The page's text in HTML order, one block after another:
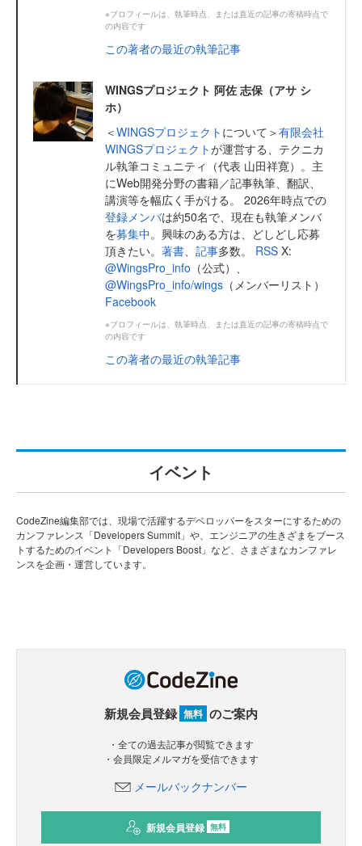
※プロフィールは、執筆時点、または直近の記事の寄稿時点で
の内容です
この著者の最近の執筆記事
WINGSプロジェクト 阿佐 志保（アサ シ
ホ）
＜WINGSプロジェクト について＞有限会社
WINGSプロジェクトが運営する、テクニカ
ル執筆コミュニティ（代表 山田祥寛）。主
にWeb開発分野の書籍／記事執筆、翻訳、
講演等を幅広く手がける。 2026年時点での
登録メンバは約50名で、現在も執筆メンバ
を募集中。興味のある方は、どしどし応募
頂きたい。 著書 記事多数。 RSS X:
@WingsPro_info （公式）、
@WingsPro_info/wings （メンバーリスト）
Facebook
※プロフィールは、執筆時点、または直近の記事の寄稿時点で
の内容です
この著者の最近の執筆記事
イベント
CodeZine編集部では、現場で活躍するデベロッパーをスターにするための
カンファレンス「Developers Summit」や、エンジニアの生きざまをブース
トするためのイベント「Developers Boost」など、さまざまなカンファレ
ンスを企画・運営しています。